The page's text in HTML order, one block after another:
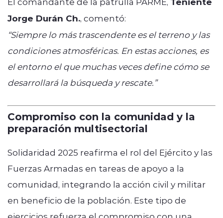
Jorge Durán Ch., comentó:
“Siempre lo más trascendente es el terreno y las
condiciones atmosféricas. En estas acciones, es
el entorno el que muchas veces define cómo se
desarrollará la búsqueda y rescate.”
Compromiso con la comunidad y la
preparación multisectorial
Solidaridad 2025 reafirma el rol del Ejército y las
Fuerzas Armadas en tareas de apoyo a la
comunidad, integrando la acción civil y militar
en beneficio de la población. Este tipo de